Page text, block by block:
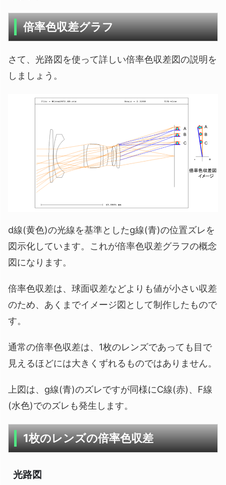
倍率色収差グラフ
さて、光路図を使って詳しい倍率色収差図の説明を
しましょう。
d線(黄色)の光線を基準としたg線(青)の位置ズレを
図示化しています。これが倍率色収差グラフの概念
図になります。
倍率色収差は、球面収差などよりも値が小さい収差
のため、あくまでイメージ図として制作したもので
す。
通常の倍率色収差は、1枚のレンズであっても目で
見えるほどには大きくずれるものではありません。
上図は、g線(青)のズレですが同様にC線(赤)、F線
(水色)でのズレも発生します。
1枚のレンズの倍率色収差
光路図